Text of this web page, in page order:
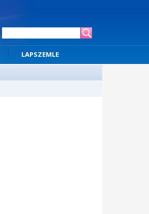
LAPSZEMLE